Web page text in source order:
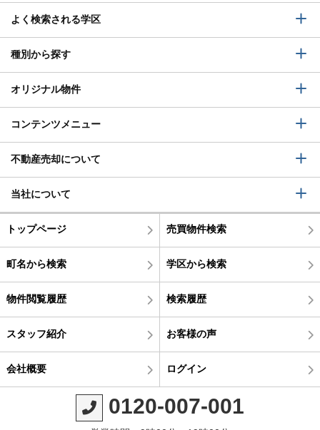
よく検索される学区
種別から探す
オリジナル物件
コンテンツメニュー
不動産売却について
当社について
トップページ 売買物件検索
町名から検索 学区から検索
物件閲覧履歴 検索履歴
スタッフ紹介 お客様の声
会社概要 ログイン
0120-007-001